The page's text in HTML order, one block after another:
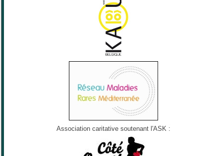
Association caritative soutenant l'ASK :